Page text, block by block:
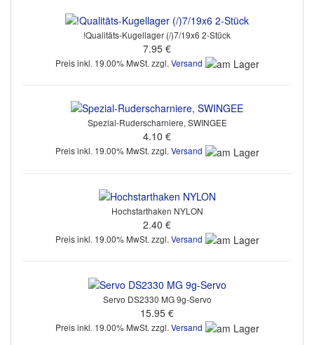
!Qualitäts-Kugellager (/)7/19x6 2-Stück
7.95 €
Preis inkl. 19.00% MwSt. zzgl. Versand
Spezial-Ruderscharniere, SWINGEE
4.10 €
Preis inkl. 19.00% MwSt. zzgl.Versand
Hochstarthaken NYLON
2.40 €
Preis inkl. 19.00% MwSt. zzgl. Versand
Servo DS2330 MG 9g-Servo
15.95 €
Preis inkl. 19.00% MwSt. zzgl. Versand